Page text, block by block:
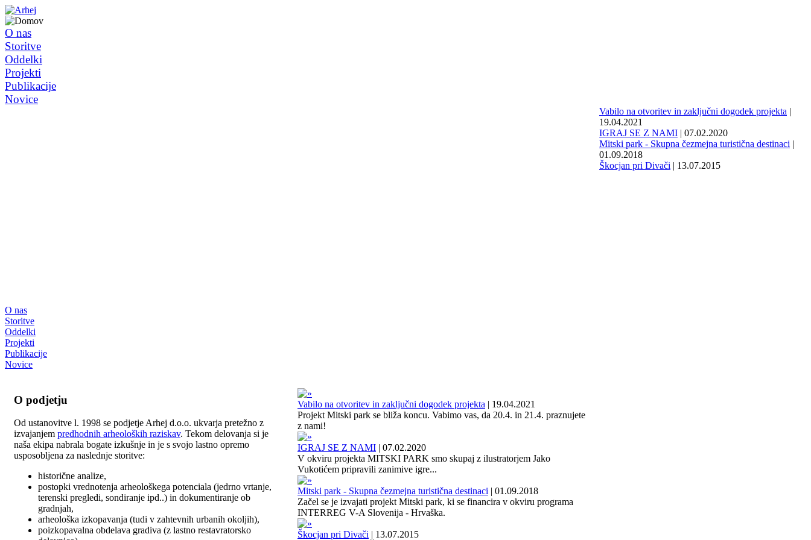
O nas
Storitve
Oddelki
Projekti
Publikacije
Novice
O nas
Storitve
Oddelki
Projekti
Publikacije
Novice
Vabilo na otvoritev in zaključni dogodek projekta |
19.04.2021
IGRAJ SE Z NAMI | 07.02.2020
Mitski park - Skupna čezmejna turistična destinaci |
01.09.2018
Škocjan pri Divači | 13.07.2015
O podjetju
Od ustanovitve l. 1998 se podjetje Arhej d.o.o. ukvarja pretežno z
izvajanjem predhodnih arheoloških raziskav. Tekom delovanja si je
naša ekipa nabrala bogate izkušnje in je s svojo lastno opremo
usposobljena za naslednje storitve:
historične analize,
postopki vrednotenja arheološkega potenciala (jedrno vrtanje,
terenski pregledi, sondiranje ipd..) in dokumentiranje ob
gradnjah,
arheološka izkopavanja (tudi v zahtevnih urbanih okoljih),
poizkopavalna obdelava gradiva (z lastno restavratorsko
Vabilo na otvoritev in zaključni dogodek projekta | 19.04.2021
Projekt Mitski park se bliža koncu. Vabimo vas, da 20.4. in 21.4. praznujete
z nami!
IGRAJ SE Z NAMI | 07.02.2020
V okviru projekta MITSKI PARK smo skupaj z ilustratorjem Jako
Vukotićem pripravili zanimive igre...
Mitski park - Skupna čezmejna turistična destinaci | 01.09.2018
Začel se je izvajati projekt Mitski park, ki se financira v okviru programa
INTERREG V-A Slovenija - Hrvaška.
Škocjan pri Divači | 13.07.2015